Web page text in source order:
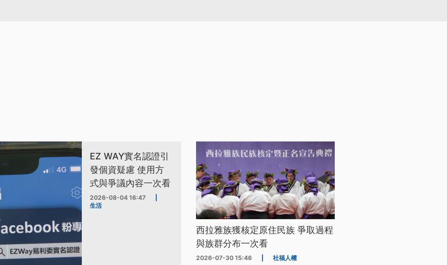
EZ WAY實名認證引
發個資疑慮 使用方
式與爭議內容一次看
2026-08-04 16:47
生活
西拉雅族獲核定原住民族 爭取過程
與族群分布一次看
2026-07-30 15:46 社福人權